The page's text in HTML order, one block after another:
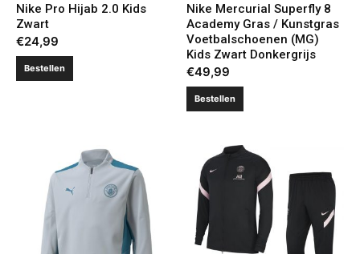
Nike Pro Hijab 2.0 Kids
Zwart
€24,99
Bestellen
Nike Mercurial Superfly 8
Academy Gras / Kunstgras
Voetbalschoenen (MG)
Kids Zwart Donkergrijs
€49,99
Bestellen